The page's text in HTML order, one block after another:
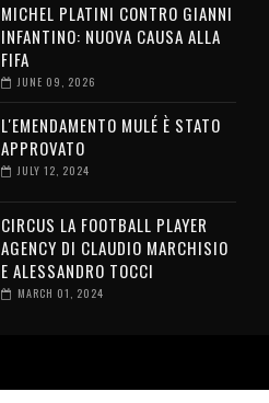
MICHEL PLATINI CONTRO GIANNI
INFANTINO: NUOVA CAUSA ALLA
FIFA
JUNE 09, 2026
L'EMENDAMENTO MULÉ È STATO
APPROVATO
JULY 12, 2024
CIRCUS LA FOOTBALL PLAYER
AGENCY DI CLAUDIO MARCHISIO
E ALESSANDRO TOCCI
MARCH 01, 2024